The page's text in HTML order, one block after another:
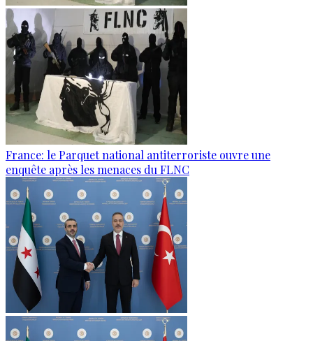
France: le Parquet national antiterroriste ouvre une
enquête après les menaces du FLNC